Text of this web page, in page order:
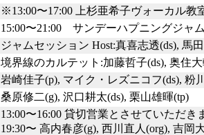
※13:00〜17:00 上杉亜希子ヴォーカル教
15:00〜21:00 サンデーハプニングジャ
ジャムセッション Host:真喜志透(ds), 馬
境界線のカルテット:加藤哲子(ds), 奥住
岩崎佳子(p), マイク・レズニコフ(ds), 粉
桑原修二(g), 沢口耕太(ds), 栗山雄暉(tp)
13:00〜16:00 貸切営業とさせていただき
19:30〜 高内春彦(g), 西川直人(org), 吉